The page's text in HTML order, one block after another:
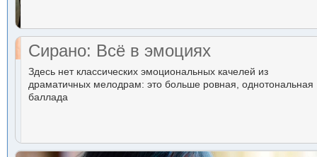
Сирано: Всё в эмоциях
Здесь нет классических эмоциональных качелей из
драматичных мелодрам: это больше ровная, однотональная
баллада